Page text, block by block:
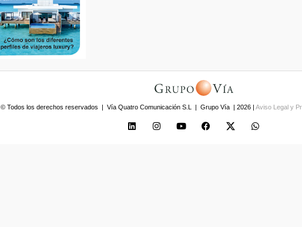
© Todos los derechos reservados | Vía Quatro Comunicación S.L | Grupo Vía | 2026 | Aviso Legal y